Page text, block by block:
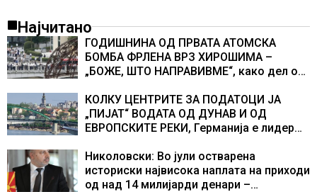
Најчитано
ГОДИШНИНА ОД ПРВАТА АТОМСКА
БОМБА ФРЛЕНА ВРЗ ХИРОШИМА –
„БОЖЕ, ШТО НАПРАВИВМЕ“, како дел од
учесниците во бомбардирањето го
доживуваа овој настан што го промени
текот на историјата
КОЛКУ ЦЕНТРИТЕ ЗА ПОДАТОЦИ ЈА
„ПИЈАТ“ ВОДАТА ОД ДУНАВ И ОД
ЕВРОПСКИТЕ РЕКИ, Германија е лидер
центри за податоци
Николовски: Во јули остварена
историски највисока наплата на приходи
од над 14 милијарди денари –